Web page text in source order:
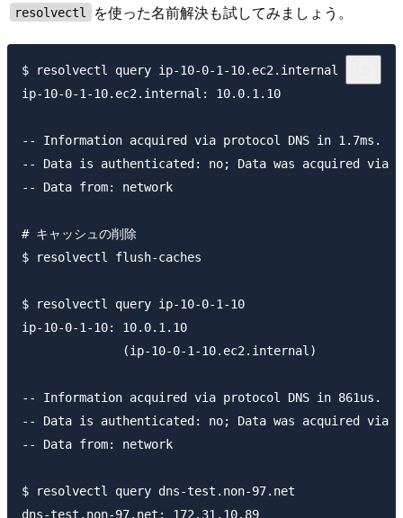
resolvectl を使った名前解決も試してみましょう。
$ resolvectl query ip-10-0-1-10.ec2.internal
ip-10-0-1-10.ec2.internal: 10.0.1.10
-- Information acquired via protocol DNS in 1.7ms.
-- Data is authenticated: no; Data was acquired via
-- Data from: network
# キャッシュの削除
$ resolvectl flush-caches
$ resolvectl query ip-10-0-1-10
ip-10-0-1-10: 10.0.1.10
              (ip-10-0-1-10.ec2.internal)
-- Information acquired via protocol DNS in 861us.
-- Data is authenticated: no; Data was acquired via
-- Data from: network
$ resolvectl query dns-test.non-97.net
dns-test.non-97.net: 172.31.10.89